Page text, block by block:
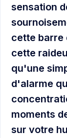
sensation
cette barre
cette
qu'une
d'alarme
moments
sur votre